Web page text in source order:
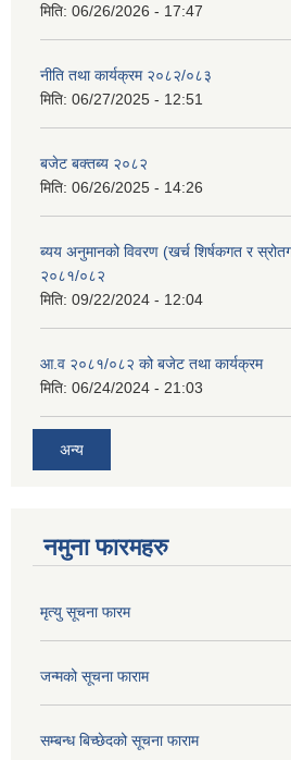
मिति: 06/26/2026 - 17:47
नीति तथा कार्यक्रम २०८२/०८३
मिति: 06/27/2025 - 12:51
बजेट बक्तब्य २०८२
मिति: 06/26/2025 - 14:26
ब्यय अनुमानको विवरण (खर्च शिर्षकगत र
२०८१/०८२
मिति: 09/22/2024 - 12:04
आ.व २०८१/०८२ को बजेट तथा कार्यक्रम
मिति: 06/24/2024 - 21:03
अन्य
नमुना फारमहरु
मृत्यु सूचना फारम
जन्मको सूचना फाराम
सम्बन्ध बिच्छेदको सूचना फाराम